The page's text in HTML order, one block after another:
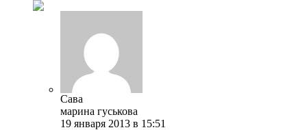
Сава
марина гуськова
19 января 2013 в 15:51